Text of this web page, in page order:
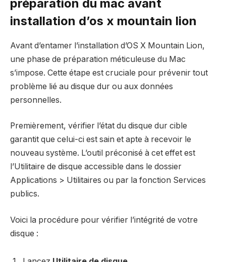
préparation du mac avant
installation d’os x mountain lion
Avant d’entamer l’installation d’OS X Mountain Lion,
une phase de préparation méticuleuse du Mac
s’impose. Cette étape est cruciale pour prévenir tout
problème lié au disque dur ou aux données
personnelles.
Premièrement, vérifier l’état du disque dur cible
garantit que celui-ci est sain et apte à recevoir le
nouveau système. L’outil préconisé à cet effet est
l’Utilitaire de disque accessible dans le dossier
Applications > Utilitaires ou par la fonction Services
publics.
Voici la procédure pour vérifier l’intégrité de votre
disque :